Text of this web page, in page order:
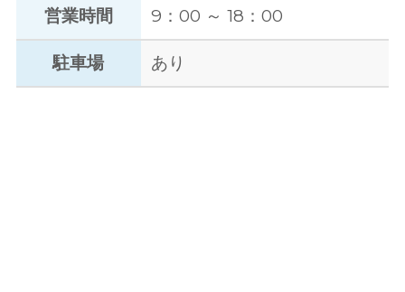
営業時間 9：00 ～ 18：00
駐車場 あり